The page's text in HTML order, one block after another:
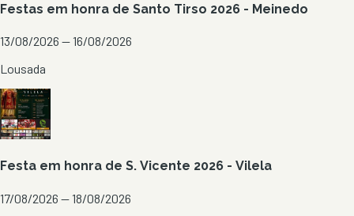
Festas em honra de Santo Tirso 2026 - Meinedo
13/08/2026 — 16/08/2026
Lousada
Festa em honra de S. Vicente 2026 - Vilela
17/08/2026 — 18/08/2026